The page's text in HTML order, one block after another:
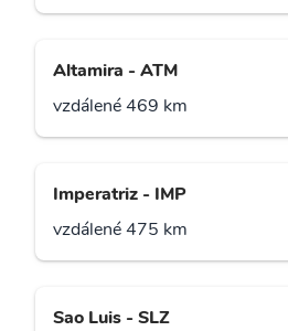
Altamira - ATM
vzdálené 469 km
Imperatriz - IMP
vzdálené 475 km
Sao Luis - SLZ